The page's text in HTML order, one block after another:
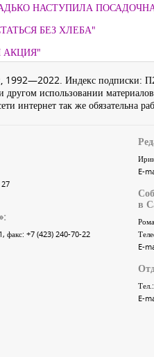
НАСТУПИЛА
БЕЗ ХЛЕБА"
АКЦИЯ"
1992—2022. Индекс подписки:
использовании
интернет так же обязательна
, факс: +7 (423) 240-70-22
E-
в
E-
E-